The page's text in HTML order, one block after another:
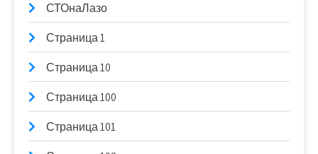
СТОнаЛазо
Страница 1
Страница 10
Страница 100
Страница 101